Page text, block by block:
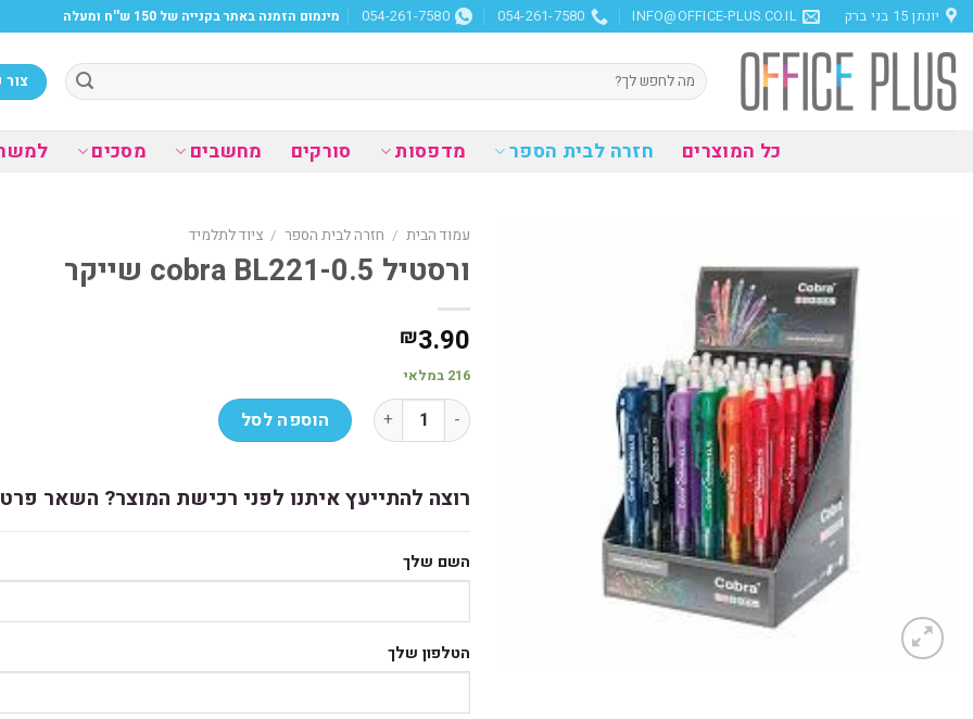
Skip
to
content
יונתן 15 בני ברק INFO@OFFICE-PLUS.CO.IL
054-261-7580
054-261-7580 מינמום הזמנה באתר בקנייה של 150 ש''ח ומעלה
חיפוש
עבור:
כל המוצרים חזרה לבית הספר מדפסות סורקים מחשבים מסכים
עמוד הבית / חזרה לבית הספר / ציוד לתלמיד
ורסטיל cobra BL221-0.5 שייקר
₪3.90
216 במלאי
כמות של ורסטיל cobra BL221-0.5 שייקר הוספה לסל
רוצה להתייעץ איתנו לפני רכישת המוצר? השאר
השם שלך
הטלפון שלך